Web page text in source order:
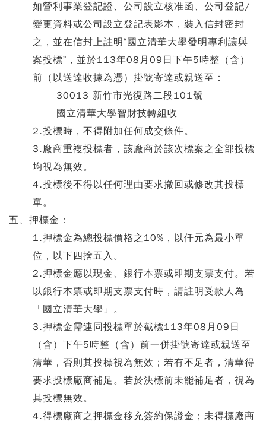
如營利事業登記證、公司設立核准函、公司登記/
變更資料或公司設立登記表影本，裝入信封密封
之，並在信封上註明“國立清華大學發明專利讓與
案投標”，並於113年08月09日下午5時整（含）
前（以送達收據為憑）掛號寄達或親送至：
30013 新竹市光復路二段101號
國立清華大學智財技轉組收
2.投標時，不得附加任何成交條件。
3.廠商重複投標者，該廠商於該次標案之全部投標
均視為無效。
4.投標後不得以任何理由要求撤回或修改其投標
單。
五、押標金：
1.押標金為總投標價格之10%，以仟元為最小單
位，以下四捨五入。
2.押標金應以現金、銀行本票或即期支票支付。若
以銀行本票或即期支票支付時，請註明受款人為
「國立清華大學」。
3.押標金需連同投標單於截標113年08月09日
（含）下午5時整（含）前一併掛號寄達或親送至
清華，否則其投標視為無效；若有不足者，清華得
要求投標廠商補足。若於決標前未能補足者，視為
其投標無效。
4.得標廠商之押標金移充簽約保證金；未得標廠商